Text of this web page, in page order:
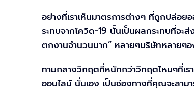
อย่างที่เราเห็นมาตรการต่างๆ ที่ถูกปล่อย
ระทบจากโควิด-19 นั้นเป็นผลกระทบที่จะ
ตกงานจำนวนมาก” หลายๆบริษัทหลายๆ
ทามกลางวิกฤตที่หนักกว่าวิกฤตไหนๆที่เร
ออนไลน์ นั่นเอง เป็นช่องทางที่คุณจะสา